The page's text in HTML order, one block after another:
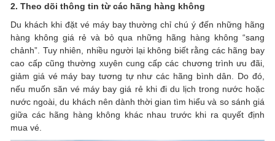
2. Theo dõi thông tin từ các hãng hàng không
Du khách khi đặt vé máy bay thường chỉ chú ý đến những hãng
hàng không giá rẻ và bỏ qua những hãng hàng không “sang
chảnh”. Tuy nhiên, nhiều người lại không biết rằng các hãng bay
cao cấp cũng thường xuyên cung cấp các chương trình ưu đãi,
giảm giá vé máy bay tương tự như các hãng bình dân. Do đó,
nếu muốn săn vé máy bay giá rẻ khi đi du lịch trong nước hoặc
nước ngoài, du khách nên dành thời gian tìm hiểu và so sánh giá
giữa các hãng hàng không khác nhau trước khi ra quyết định
mua vé.